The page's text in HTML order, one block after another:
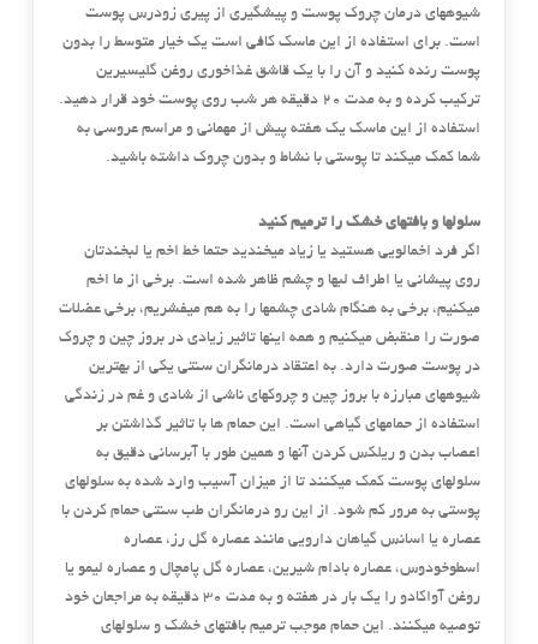
شیوههای درمان چروک پوست و پیشگیری از پیری زودرس پوست
است. برای استفاده از این ماسک کافی است یک خیار متوسط را بدون
پوست رنده کنید و آن را با یک قاشق غذاخوری روغن گلیسیرین
ترکیب کرده و به مدت 20 دقیقه هر شب روی پوست خود قرار دهید.
استفاده از این ماسک یک هفته پیش از مهمانی و مراسم عروسی به
شما کمک میکند تا پوستی با نشاط و بدون چروک داشته باشید.
سلولها و بافتهای خشک را ترمیم کنید
اگر فرد اخمالویی هستید یا زیاد میخندید حتما خط اخم یا لبخندتان
روی پیشانی یا اطراف لبها و چشم ظاهر شده است. برخی از ما اخم
میکنیم، برخی به هنگام شادی چشمها را به هم میفشریم، برخی عضلات
صورت را منقبض میکنیم و همه اینها تاثیر زیادی در بروز چین و چروک
در پوست صورت دارد. به اعتقاد درمانگران سنتی یکی از بهترین
شیوههای مبارزه با بروز چین و چروکهای ناشی از شادی و غم در زندگی
استفاده از حمامهای گیاهی است. این حمام ها با تاثیر گذاشتن بر
اعصاب بدن و ریلکس کردن آنها و همین طور با آبرسانی دقیق به
سلولهای پوست کمک میکنند تا از میزان آسیب وارد شده به سلولهای
پوستی به مرور کم شود. از این رو درمانگران طب سنتی حمام کردن با
عصاره یا اسانس گیاهان دارویی مانند عصاره گل رز، عصاره
اسطوخودوس، عصاره بادام شیرین، عصاره گل پامچال و عصاره لیمو یا
روغن آواکادو را یک بار در هفته و به مدت 30 دقیقه به مراجعان خود
توصیه میکنند. این حمام موجب ترمیم بافتهای خشک و سلولهای